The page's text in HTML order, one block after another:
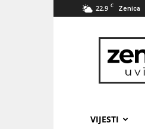
22.9 C Zenica
VIJESTI